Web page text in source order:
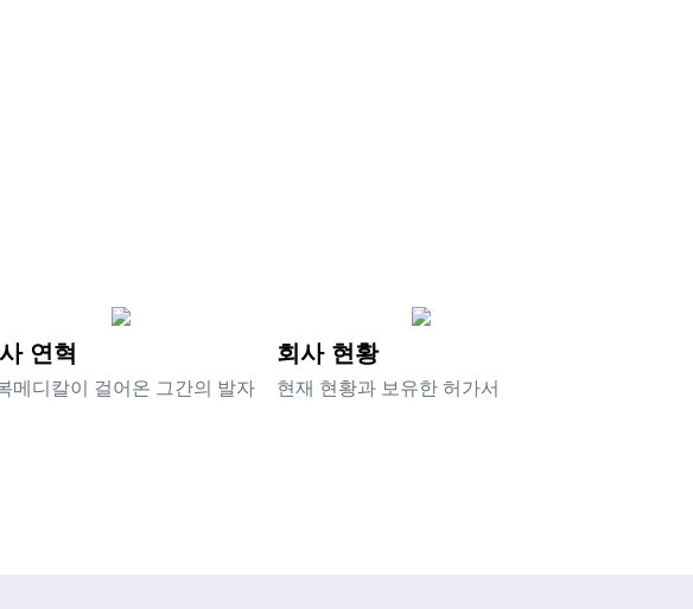
연혁
메디칼이 걸어온 그간의 발자
회사 현황
현재 현황과 보유한 허가서